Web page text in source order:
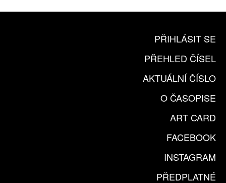
PŘIHLÁSIT SE
PŘEHLED ČÍSEL
AKTUÁLNÍ ČÍSLO
O ČASOPISE
ART CARD
FACEBOOK
INSTAGRAM
PŘEDPLATNÉ